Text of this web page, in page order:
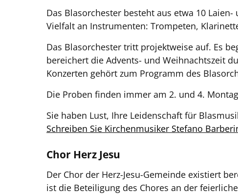
Das Blasorchester besteht aus etwa 10
Vielfalt an Instrumenten: Trompeten,
Das Blasorchester tritt projektweise auf. Es
bereichert die Advents- und Weihnachtszeit
Konzerten gehört zum Programm des
Die Proben finden immer am 2. und 4.
Sie haben Lust, Ihre Leidenschaft für
Schreiben Sie Kirchenmusiker Stefano
Chor Herz Jesu
Der Chor der Herz-Jesu-Gemeinde existiert
ist die Beteiligung des Chores an der